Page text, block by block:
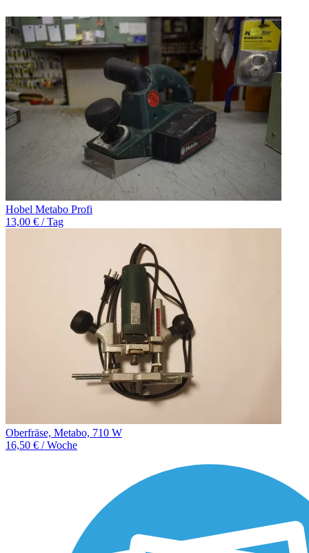
Hobel Metabo Profi
13,00 € / Tag
Oberfräse, Metabo, 710 W
16,50 € / Woche